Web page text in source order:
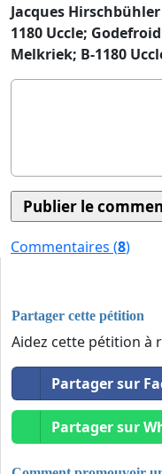
Jacques
1180 Uccle;
Melkriek; B-1180
Commentaires (8)
Partager cette pétition
Aidez cette pétition à
Partager sur
Partager sur